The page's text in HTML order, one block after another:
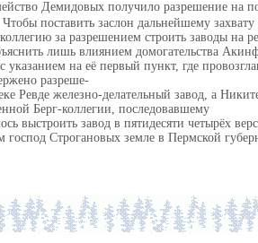
Демидовых получило разрешение на
поставить заслон дальнейшему захвату
за разрешением строить заводы на
лишь влиянием домогательства
на её первый пункт, где
разреше-
Ревде железно-делательный завод, а
Берг-коллегии, последовавшему
выстроить завод в пятидесяти четырёх
Строгановых земле в Пермской